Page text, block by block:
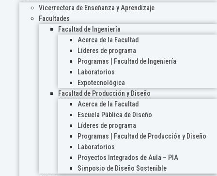
Vicerrectora de Enseñanza y Aprendizaje
Facultades
Facultad de Ingeniería
Acerca de la Facultad
Líderes de programa
Programas | Facultad de Ingeniería
Laboratorios
Expotecnológica
Facultad de Producción y Diseño
Acerca de la Facultad
Escuela Pública de Diseño
Líderes de programa
Programas | Facultad de Producción y Diseño
Laboratorios
Proyectos Integrados de Aula – PIA
Simposio de Diseño Sostenible